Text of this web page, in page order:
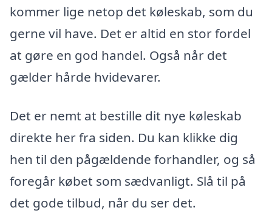
kommer lige netop det køleskab, som du
gerne vil have. Det er altid en stor fordel
at gøre en god handel. Også når det
gælder hårde hvidevarer.
Det er nemt at bestille dit nye køleskab
direkte her fra siden. Du kan klikke dig
hen til den pågældende forhandler, og så
foregår købet som sædvanligt. Slå til på
det gode tilbud, når du ser det.